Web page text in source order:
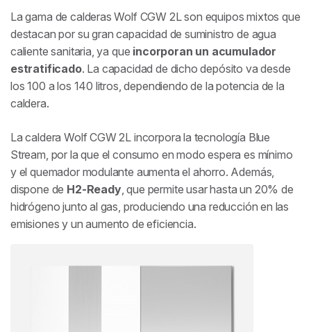
La gama de calderas Wolf CGW 2L son equipos mixtos que
destacan por su gran capacidad de suministro de agua
caliente sanitaria, ya que incorporan un acumulador
estratificado. La capacidad de dicho depósito va desde
los 100 a los 140 litros, dependiendo de la potencia de la
caldera.
La caldera Wolf CGW 2L incorpora la tecnología Blue
Stream, por la que el consumo en modo espera es mínimo
y el quemador modulante aumenta el ahorro. Además,
dispone de H2-Ready, que permite usar hasta un 20% de
hidrógeno junto al gas, produciendo una reducción en las
emisiones y un aumento de eficiencia.